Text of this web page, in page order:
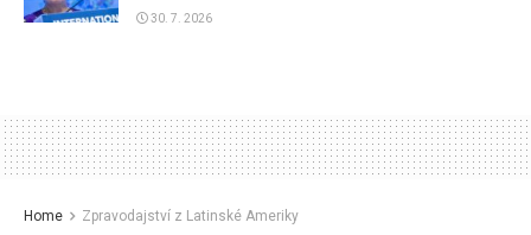
30. 7. 2026
Home Zpravodajství z Latinské Ameriky